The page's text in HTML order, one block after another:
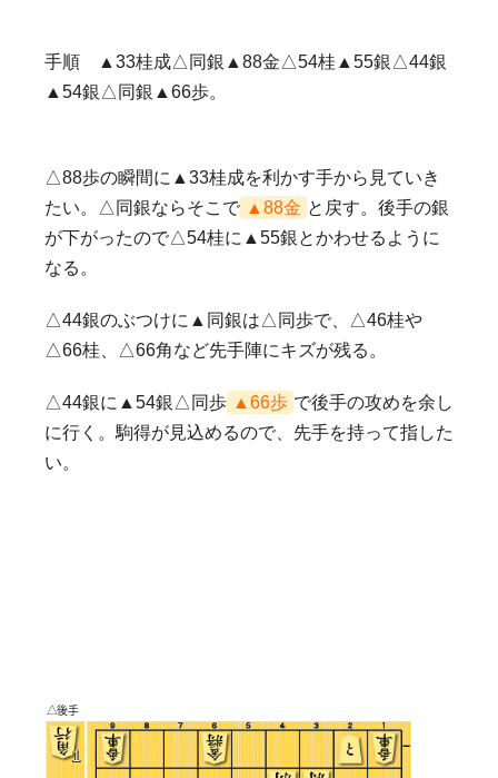
手順 ▲33桂成△同銀▲88金△54桂▲55銀△44銀
▲54銀△同銀▲66歩。
△88歩の瞬間に▲33桂成を利かす手から見ていき
たい。△同銀ならそこで ▲88金 と戻す。後手の銀
が下がったので△54桂に▲55銀とかわせるように
なる。
△44銀のぶつけに▲同銀は△同歩で、△46桂や
△66桂、△66角など先手陣にキズが残る。
△44銀に▲54銀△同歩 ▲66歩 で後手の攻めを余し
に行く。駒得が見込めるので、先手を持って指した
い。